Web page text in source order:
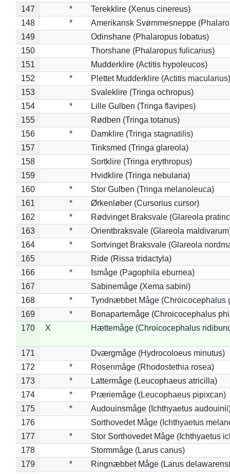
147
*
Terekklire (Xenus cinereus)
148
*
Amerikansk Svømmesneppe
149
Odinshane (Phalaropus lobatus)
150
Thorshane (Phalaropus fulicarius)
151
Mudderklire (Actitis hypoleucos)
152
*
Plettet Mudderklire (Actitis macularius)
153
Svaleklire (Tringa ochropus)
154
*
Lille Gulben (Tringa flavipes)
155
Rødben (Tringa totanus)
156
*
Damklire (Tringa stagnatilis)
157
Tinksmed (Tringa glareola)
158
Sortklire (Tringa erythropus)
159
Hvidklire (Tringa nebularia)
160
*
Stor Gulben (Tringa melanoleuca)
161
*
Ørkenløber (Cursorius cursor)
162
*
Rødvinget Braksvale (Glareola
163
*
Orientbraksvale (Glareola
164
*
Sortvinget Braksvale (Glareola
165
Ride (Rissa tridactyla)
166
*
Ismåge (Pagophila eburnea)
167
Sabinemåge (Xema sabini)
168
*
Tyndnæbbet Måge (Chroicocephalus
169
*
Bonapartemåge (Chroicocephalus
170
X Hættemåge (Chroicocephalus
171
Dværgmåge (Hydrocoloeus minutus)
172
*
Rosenmåge (Rhodostethia rosea)
173
*
Lattermåge (Leucophaeus atricilla)
174
*
Præriemåge (Leucophaeus pipixcan)
175
*
Audouinsmåge (Ichthyaetus
176
Sorthovedet Måge (Ichthyaetus
177
*
Stor Sorthovedet Måge (Ichthyaetus
178
Stormmåge (Larus canus)
179
*
Ringnæbbet Måge (Larus